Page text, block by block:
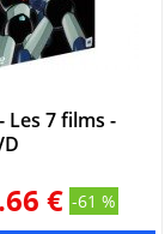
Les 7 films -
€ -61 %